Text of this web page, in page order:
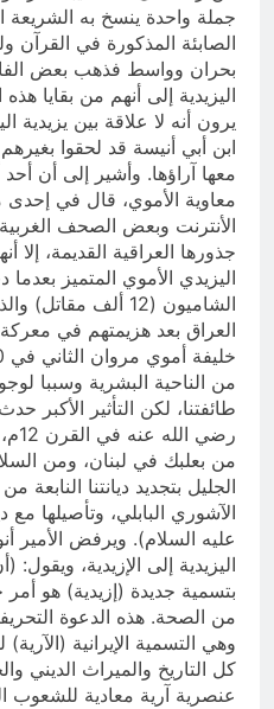
جملة واحدة ينسخ به الشريعة
الصابئة المذكورة في القرآن
بحران وواسط فذهب بعض
اليزيدية إلى أنهم من بقايا
يرون أنه لا علاقة بين يزيدية
ابن أبي أنيسة قد لحقوا
معها آراؤها. وأشير إلى أن أحد
معاوية الأموي، قال في إحدى
الأنترنت وبعض الصحف
جذورها العراقية القديمة، إلا
اليزيدي الأموي المتميز بعدما
الشاميون (12 ألف
العراق بعد هزيمتهم في معركة
من الناحية البشرية وسببا
طائفتنا، لكن التأثير
من بعلبك في لبنان، ومن
الجليل بتجديد ديانتنا
الآشوري البابلي، وتأصيلها مع
عليه السلام). ويرفض الأمير
اليزيدية إلى الإزيدية، ويقول:
بتسمية جديدة (إزيدية) هو
من الصحة. هذه الدعوة
وهي التسمية الإيرانية
كل التاريخ والميراث
عنصرية آرية معادية للشعوب